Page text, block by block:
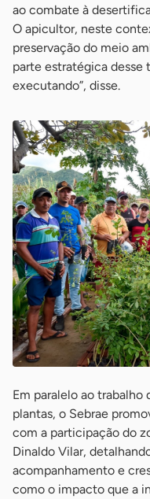
ao combate à
O apicultor, neste
preservação do meio
parte estratégica desse
executando”, disse.
Em paralelo ao trabalho
plantas, o Sebrae
com a participação do
Dinaldo Vilar,
acompanhamento e
como o impacto que a